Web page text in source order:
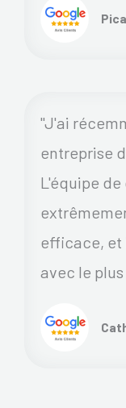
"J'ai
entreprise
L'équipe
efficace, et
avec le